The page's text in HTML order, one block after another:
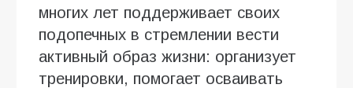
многих лет поддерживает своих
подопечных в стремлении вести
активный образ жизни: организует
тренировки, помогает осваивать